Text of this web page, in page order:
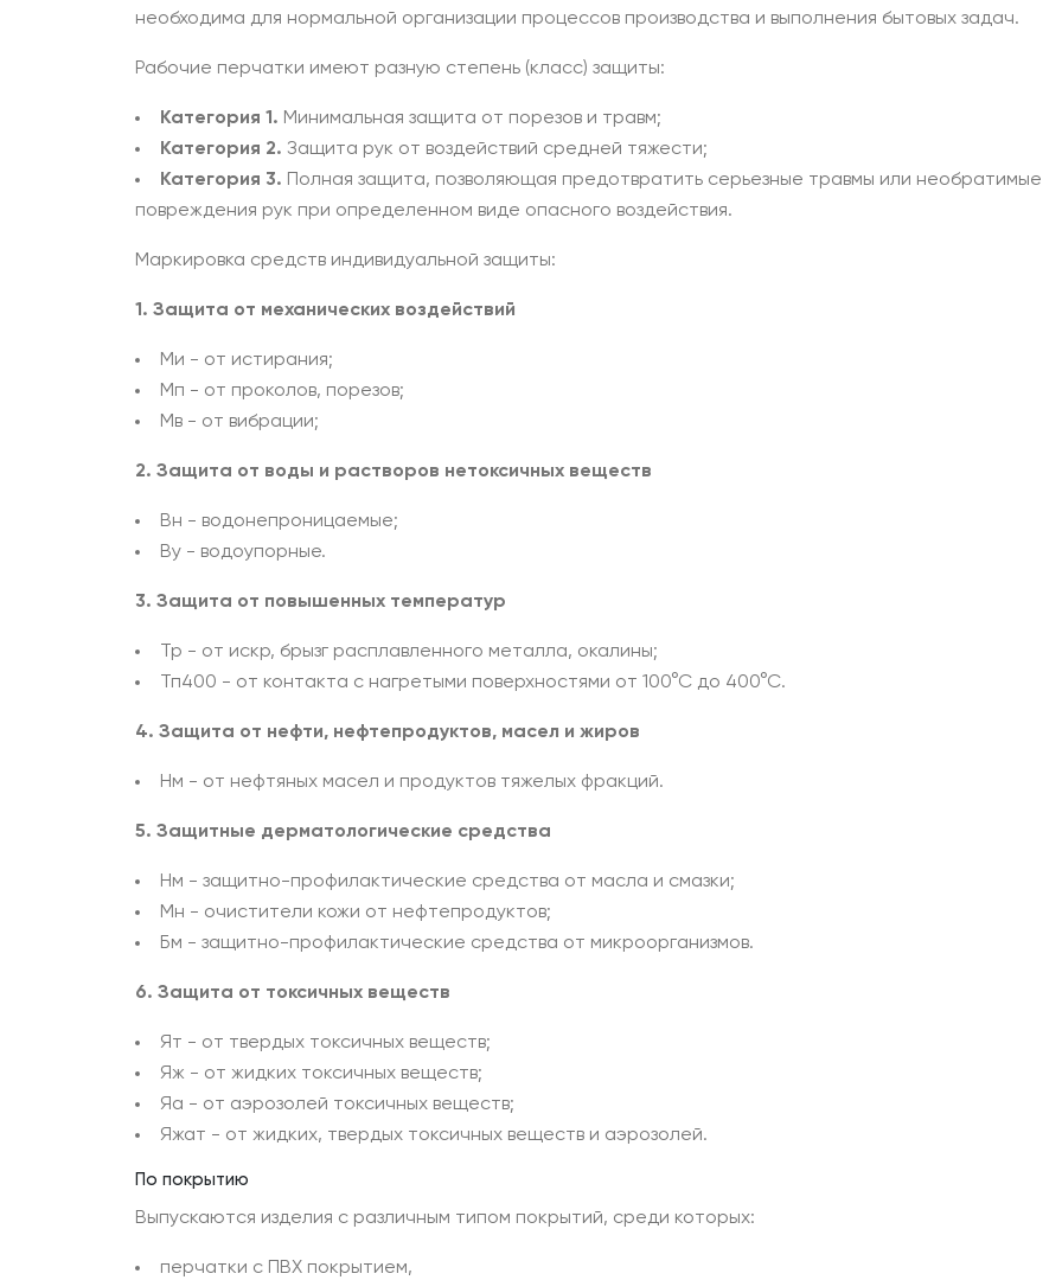
необходима для нормальной организации процессов производства и выполнения бытовых задач.
Рабочие перчатки имеют разную степень (класс) защиты:
Категория 1. Минимальная защита от порезов и травм;
Категория 2. Защита рук от воздействий средней тяжести;
Категория 3. Полная защита, позволяющая предотвратить серьезные травмы или необратимые
повреждения рук при определенном виде опасного воздействия.
Маркировка средств индивидуальной защиты:
1. Защита от механических воздействий
Ми - от истирания;
Мп - от проколов, порезов;
Mв - от вибрации;
2. Защита от воды и растворов нетоксичных веществ
Вн - водонепроницаемые;
By - водоупорные.
3. Защита от повышенных температур
Тр - от искр, брызг расплавленного металла, окалины;
Тп400 - от контакта с нагретыми поверхностями от 100°С до 400°С.
4. Защита от нефти, нефтепродуктов, масел и жиров
Нм - от нефтяных масел и продуктов тяжелых фракций.
5. Защитные дерматологические средства
Нм - защитно-профилактические средства от масла и смазки;
Мн - очистители кожи от нефтепродуктов;
Бм - защитно-профилактические средства от микроорганизмов.
6. Защита от токсичных веществ
Ят - от твердых токсичных веществ;
Яж - от жидких токсичных веществ;
Яа - от аэрозолей токсичных веществ;
Яжат - от жидких, твердых токсичных веществ и аэрозолей.
По покрытию
Выпускаются изделия с различным типом покрытий, среди которых:
перчатки с ПВХ покрытием,